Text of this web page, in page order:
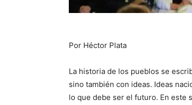
Por Héctor Plata
La historia de los pueblos se
sino también con ideas. Ideas
lo que debe ser el futuro. En este